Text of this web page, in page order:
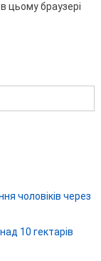
цьому браузері
чоловіків через
10 гектарів